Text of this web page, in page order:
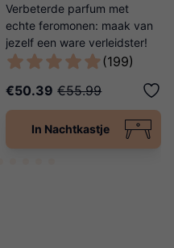
Verbeterde parfum met
echte feromonen: maak van
jezelf een ware verleidster!
(199)
€50.39 €55.99
In Nachtkastje